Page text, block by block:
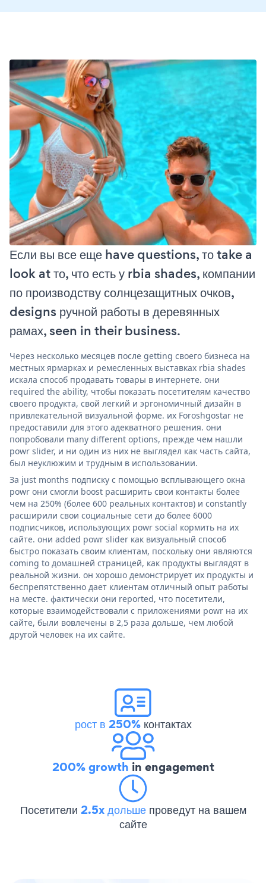
Если вы все еще have questions, то take a
look at то, что есть у rbia shades, компании
по производству солнцезащитных очков,
designs ручной работы в деревянных
рамах, seen in their business.
Через несколько месяцев после getting своего бизнеса на
местных ярмарках и ремесленных выставках rbia shades
искала способ продавать товары в интернете. они
required the ability, чтобы показать посетителям качество
своего продукта, свой легкий и эргономичный дизайн в
привлекательной визуальной форме. их Foroshgostar не
предоставили для этого адекватного решения. они
попробовали many different options, прежде чем нашли
powr slider, и ни один из них не выглядел как часть сайта,
был неуклюжим и трудным в использовании.
За just months подписку с помощью всплывающего окна
powr они смогли boost расширить свои контакты более
чем на 250% (более 600 реальных контактов) и constantly
расширили свои социальные сети до более 6000
подписчиков, использующих powr social кормить на их
сайте. они added powr slider как визуальный способ
быстро показать своим клиентам, поскольку они являются
coming to домашней страницей, как продукты выглядят в
реальной жизни. он хорошо демонстрирует их продукты и
беспрепятственно дает клиентам отличный опыт работы
на месте. фактически они reported, что посетители,
которые взаимодействовали с приложениями powr на их
сайте, были вовлечены в 2,5 раза дольше, чем любой
другой человек на их сайте.
рост в 250%контактах
200% growth in engagement
Посетители 2.5x дольше проведут на вашем
сайте